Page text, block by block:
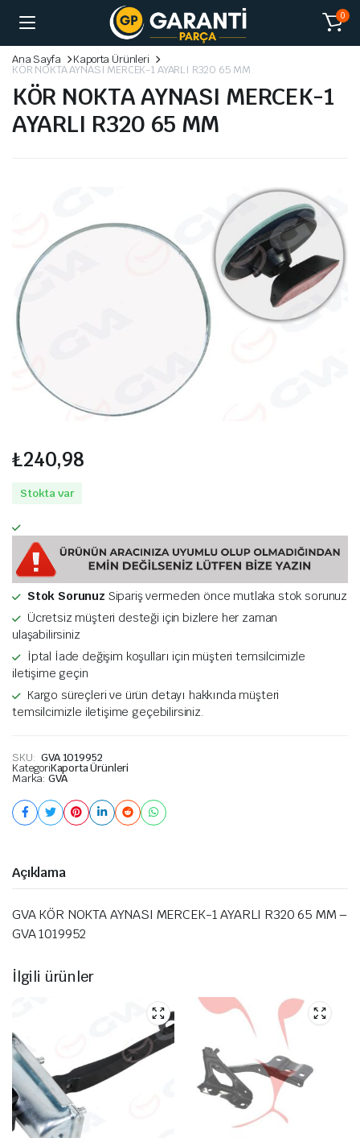
0
Ana Sayfa Kaporta Ürünleri
KÖR NOKTA AYNASI MERCEK-1 AYARLI R320 65 MM
KÖR NOKTA AYNASI MERCEK-1
AYARLI R320 65 MM
₺240,98
Stokta var
Stok Sorunuz Sipariş vermeden önce mutlaka stok sorunuz
Ücretsiz müşteri desteği için bizlere her zaman
ulaşabilirsiniz
İptal İade değişim koşulları için müşteri temsilcimizle
iletişime geçin
Kargo süreçleri ve ürün detayı hakkında müşteri
temsilcimizle iletişime geçebilirsiniz.
SKU: GVA 1019952
KategoriKaporta Ürünleri
Marka: GVA
Açıklama
GVA KÖR NOKTA AYNASI MERCEK-1 AYARLI R320 65 MM –
GVA 1019952
İlgili ürünler